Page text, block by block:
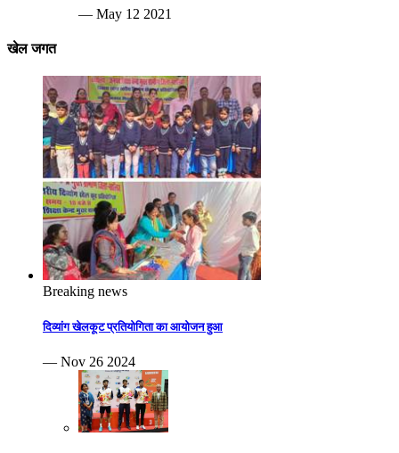
— May 12 2021
खेल जगत
Breaking news
दिव्यांग खेलकूट प्रतियोगिता का आयोजन हुआ
— Nov 26 2024